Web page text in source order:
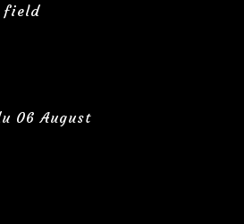
field
06 August